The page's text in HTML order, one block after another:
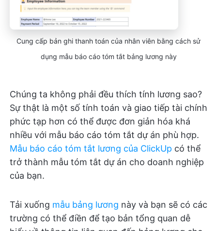
Cung cấp bản ghi thanh toán của nhân viên bằng cách sử
dụng mẫu báo cáo tóm tắt bảng lương này
Chúng ta không phải đều thích tính lương sao?
Sự thật là một số tính toán và giao tiếp tài chính
phức tạp hơn có thể được đơn giản hóa khá
nhiều với mẫu báo cáo tóm tắt dự án phù hợp.
Mẫu báo cáo tóm tắt lương của ClickUp có thể
trở thành mẫu tóm tắt dự án cho doanh nghiệp
của bạn.
Tải xuống mẫu bảng lương này và bạn sẽ có các
trường có thể điền để tạo bản tổng quan dễ